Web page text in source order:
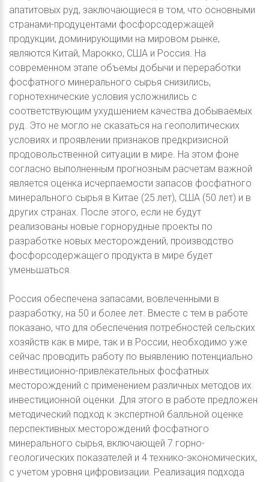
апатитовых руд, заключающиеся в том, что основными
странами-продуцентами фосфорсодержащей
продукции, доминирующими на мировом рынке,
являются Китай, Марокко, США и Россия. На
современном этапе объемы добычи и переработки
фосфатного минерального сырья снизились,
горнотехнические условия усложнились с
соответствующим ухудшением качества добываемых
руд. Это не могло не сказаться на геополитических
условиях и проявлении признаков предкризисной
продовольственной ситуации в мире. На этом фоне
согласно выполненным прогнозным расчетам важной
является оценка исчерпаемости запасов фосфатного
минерального сырья в Китае (25 лет), США (50 лет) и в
других странах. После этого, если не будут
реализованы новые горнорудные проекты по
разработке новых месторождений, производство
фосфорсодержащего продукта в мире будет
уменьшаться.
Россия обеспечена запасами, вовлеченными в
разработку, на 50 и более лет. Вместе с тем в работе
показано, что для обеспечения потребностей сельских
хозяйств как в мире, так и в России, необходимо уже
сейчас проводить работу по выявлению потенциально
инвестиционно-привлекательных фосфатных
месторождений с применением различных методов их
инвестиционной оценки. Для этого в работе предложен
методический подход к экспертной балльной оценке
перспективных месторождений фосфатного
минерального сырья, включающей 7 горно-
геологических показателей и 4 технико-экономических,
с учетом уровня цифровизации. Реализация подхода